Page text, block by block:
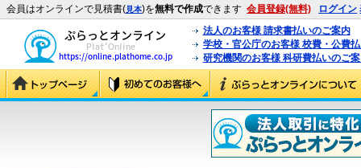
会員はオンラインで見積書(見本)を無料で作成できます 会員登録(無料) ログイン
法人のお客様 請求書払いのご案内
学校・官公庁のお客様 校費・公費
研究機関のお客様 科研費払いのご